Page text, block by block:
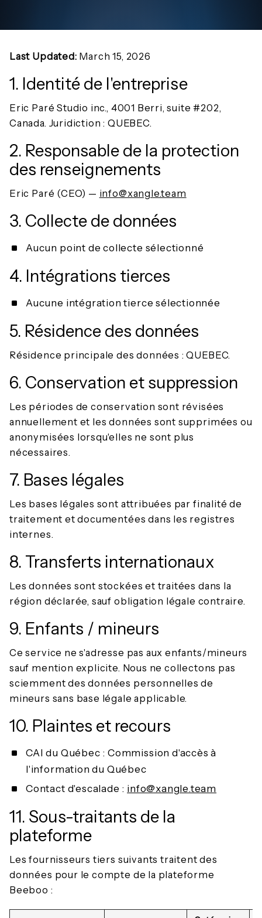
Last Updated: March 15, 2026
1. Identité de l'entreprise
Eric Paré Studio inc., 4001 Berri, suite #202,
Canada. Juridiction : QUEBEC.
2. Responsable de la protection
des renseignements
Eric Paré (CEO) — info@xangle.team
3. Collecte de données
Aucun point de collecte sélectionné
4. Intégrations tierces
Aucune intégration tierce sélectionnée
5. Résidence des données
Résidence principale des données : QUEBEC.
6. Conservation et suppression
Les périodes de conservation sont révisées
annuellement et les données sont supprimées ou
anonymisées lorsqu'elles ne sont plus
nécessaires.
7. Bases légales
Les bases légales sont attribuées par finalité de
traitement et documentées dans les registres
internes.
8. Transferts internationaux
Les données sont stockées et traitées dans la
région déclarée, sauf obligation légale contraire.
9. Enfants / mineurs
Ce service ne s'adresse pas aux enfants/mineurs
sauf mention explicite. Nous ne collectons pas
sciemment des données personnelles de
mineurs sans base légale applicable.
10. Plaintes et recours
CAI du Québec : Commission d'accès à
l'information du Québec
Contact d'escalade : info@xangle.team
11. Sous-traitants de la
plateforme
Les fournisseurs tiers suivants traitent des
données pour le compte de la plateforme
Beeboo :